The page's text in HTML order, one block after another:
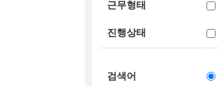
근무형태
진행상태
검색어